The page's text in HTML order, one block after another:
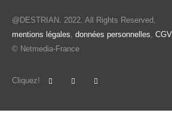
@DESTRIAN. 2022. All Rights Reserved,
mentions légales, données personnelles, CGV
© Netmedia-France
Cliquez!